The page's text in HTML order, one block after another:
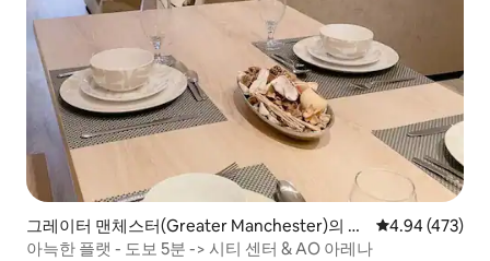
그레이터 맨체스터(Greater Manchester)의 콘
도미니엄
평점 4.94점(5
4.94 (473)
아늑한 플랫 - 도보 5분 -> 시티 센터 & AO 아레나